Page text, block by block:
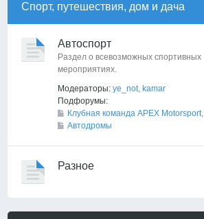
Спорт, путешествия, дом и дача
Автоспорт
Раздел о всевозможных спортивных
мероприятиях.
Модераторы: ye_not, kamar
Подфорумы:
Клубная команда APEX Motorsport,
Автодромы
Разное